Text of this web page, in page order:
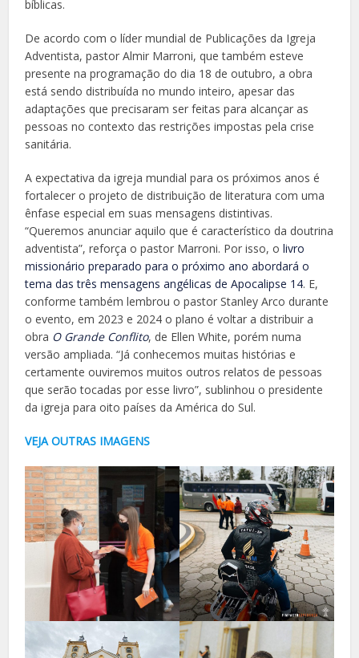
bíblicas.
De acordo com o líder mundial de Publicações da Igreja
Adventista, pastor Almir Marroni, que também esteve
presente na programação do dia 18 de outubro, a obra
está sendo distribuída no mundo inteiro, apesar das
adaptações que precisaram ser feitas para alcançar as
pessoas no contexto das restrições impostas pela crise
sanitária.
A expectativa da igreja mundial para os próximos anos é
fortalecer o projeto de distribuição de literatura com uma
ênfase especial em suas mensagens distintivas.
“Queremos anunciar aquilo que é característico da doutrina
adventista”, reforça o pastor Marroni. Por isso, olivro
missionário preparado para o próximo ano abordará o
tema das três mensagens angélicas de Apocalipse 14. E,
conforme também lembrou o pastor Stanley Arco durante
o evento, em 2023 e 2024 o plano é voltar a distribuir a
obra O Grande Conflito, de Ellen White, porém numa
versão ampliada. “Já conhecemos muitas histórias e
certamente ouviremos muitos outros relatos de pessoas
que serão tocadas por esse livro”, sublinhou o presidente
da igreja para oito países da América do Sul.
VEJA OUTRAS IMAGENS